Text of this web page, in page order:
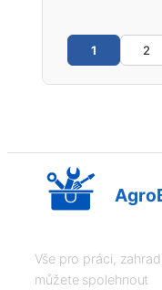
1 2
Vše pro práci,
můžete spolehnout